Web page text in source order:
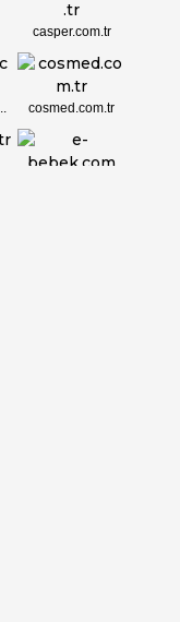
casper.com.tr
cosmed.com.tr